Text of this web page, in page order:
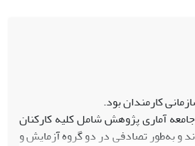
کارمندان بود.
آماری پژوهش شامل کلیه کارکنان
نمونه­گیری هدفمند انتخاب شدند و به‌طور تصادفی در دو گروه آزمایش و